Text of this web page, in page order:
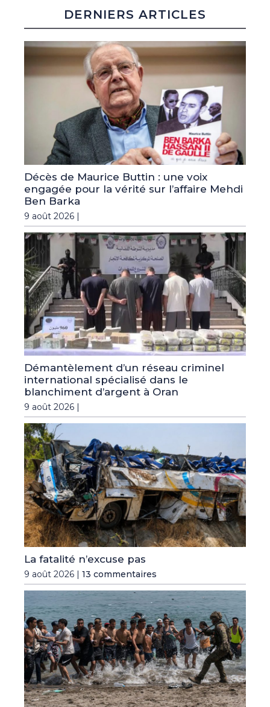
DERNIERS ARTICLES
Décès de Maurice Buttin : une voix
engagée pour la vérité sur l’affaire Mehdi
Ben Barka
9 août 2026 |
Démantèlement d’un réseau criminel
international spécialisé dans le
blanchiment d’argent à Oran
9 août 2026 |
La fatalité n’excuse pas
9 août 2026 | 13 commentaires